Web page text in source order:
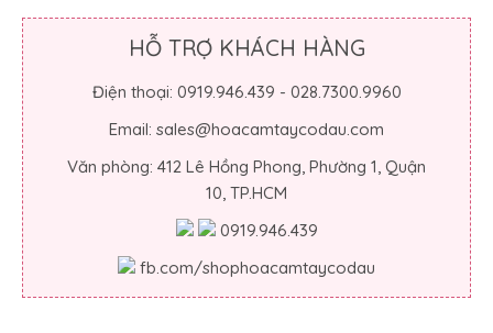
HỖ TRỢ KHÁCH HÀNG
Điện thoại: 0919.946.439 - 028.7300.9960
Email: sales@hoacamtaycodau.com
Văn phòng: 412 Lê Hồng Phong, Phường 1, Quận
10, TP.HCM
0919.946.439
fb.com/shophoacamtaycodau